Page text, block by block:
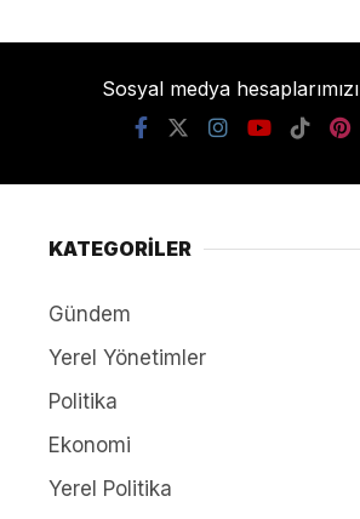
Sosyal medya
KATEGORİLER
Gündem
Yerel Yönetimler
Politika
Ekonomi
Yerel Politika